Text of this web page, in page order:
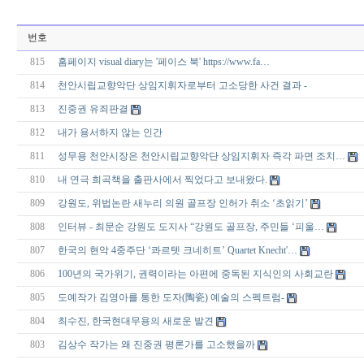
번호
815 홈페이지 visual diary는 '페이스 북' https://www.fa…
814 천안시립교향악단 상임지휘자로부터 고소당한 사건 결과 -
813 진중권 유죄판결
812 내가 용서하지 않는 인간
811 성무용 천안시장은 천안시립교향악단 상임지휘자 즉각 파면 조치…
810 내 연극 희곡책을 출판사에서 찍었다고 보내왔다.
809 강원도, 위법논란 새누리 의원 골프장 인허가 취소 ‘초읽기’
808 인터뷰 - 최문순 강원도 도지사 “강원도 골프장, 주민들 ‘피울…
807 한국의 현악 4중주단 ‘콰르텟 크네히트’ Quartet Knecht'…
806 100년의 국가위기, 권력이라는 아편에 중독된 지식인의 사회교란
805 도예작가 김영아를 통한 도자(陶瓷) 예술의 스펙트럼-
804 최수진, 한국현대무용의 새로운 발견
803 김상수 작가는 왜 진중권 평론가를 고소했을까